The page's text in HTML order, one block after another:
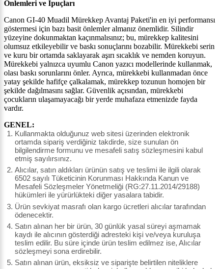
Önlemleri ve İpuçları
Canon GI-40 Muadil Mürekkep Avantaj Paketi'in en iyi performansı
göstermesi için bazı basit önlemler almanız önemlidir. Silindir
yüzeyine dokunmaktan kaçınmalısınız; bu, mürekkep kalitesini
olumsuz etkileyebilir ve baskı sonuçlarını bozabilir. Mürekkebi serin
ve kuru bir ortamda saklayarak aşırı sıcaklık ve nemden koruyun.
Mürekkebi yalnızca uyumlu Canon yazıcı modellerinde kullanmak,
olası baskı sorunlarını önler. Ayrıca, mürekkebi kullanmadan önce
yatay şekilde hafifçe çalkalamak, mürekkep tozunun homojen bir
şekilde dağılmasını sağlar. Güvenlik açısından, mürekkebi
çocukların ulaşamayacağı bir yerde muhafaza etmenizde fayda
vardır.
GENEL:
Kullanmakta olduğunuz web sitesi üzerinden elektronik
ortamda sipariş verdiğiniz takdirde, size sunulan ön
bilgilendirme formunu ve mesafeli satış sözleşmesini kabul
etmiş sayılırsınız.
Alıcılar, satın aldıkları ürünün satış ve teslimi ile ilgili olarak
6502 sayılı Tüketicinin Korunması Hakkında Kanun ve
Mesafeli Sözleşmeler Yönetmeliği (RG:27.11.2014/29188)
hükümleri ile yürürlükteki diğer yasalara tabidir.
Ürün sevkiyat masrafı olan kargo ücretleri alıcılar tarafından
ödenecektir.
Satın alınan her bir ürün, 30 günlük yasal süreyi aşmamak
kaydı ile alıcının gösterdiği adresteki kişi ve/veya kuruluşa
teslim edilir. Bu süre içinde ürün teslim edilmez ise, Alıcılar
sözleşmeyi sona erdirebilir.
Satın alınan ürün, eksiksiz ve siparişte belirtilen niteliklere